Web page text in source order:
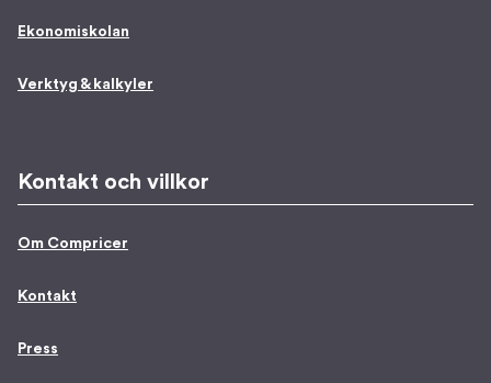
Ekonomiskolan
Verktyg & kalkyler
Kontakt och villkor
Om Compricer
Kontakt
Press